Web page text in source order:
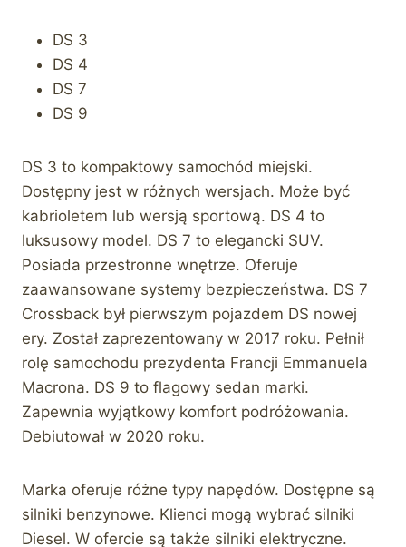
DS 3
DS 4
DS 7
DS 9
DS 3 to kompaktowy samochód miejski.
Dostępny jest w różnych wersjach. Może być
kabrioletem lub wersją sportową. DS 4 to
luksusowy model. DS 7 to elegancki SUV.
Posiada przestronne wnętrze. Oferuje
zaawansowane systemy bezpieczeństwa. DS 7
Crossback był pierwszym pojazdem DS nowej
ery. Został zaprezentowany w 2017 roku. Pełnił
rolę samochodu prezydenta Francji Emmanuela
Macrona. DS 9 to flagowy sedan marki.
Zapewnia wyjątkowy komfort podróżowania.
Debiutował w 2020 roku.
Marka oferuje różne typy napędów. Dostępne są
silniki benzynowe. Klienci mogą wybrać silniki
Diesel. W ofercie są także silniki elektryczne.